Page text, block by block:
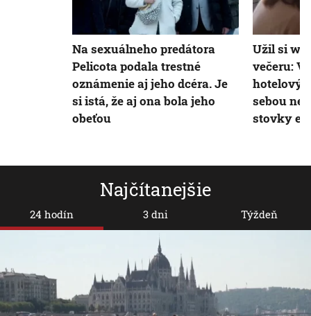
Najčítanejšie
24 hodín 3 dni Týždeň
Na sexuálneho predátora
Pelicota podala trestné
oznámenie aj jeho dcéra. Je
si istá, že aj ona bola jeho
obeťou
Užil si
večeru: V
hotelový
sebou
stovky